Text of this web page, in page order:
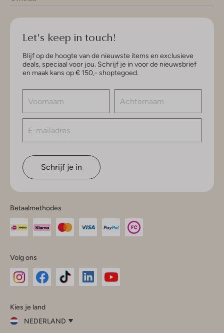
Let's keep in touch!
Blijf op de hoogte van de nieuwste items en exclusieve
deals, speciaal voor jou. Schrijf je in voor de nieuwsbrief
en maak kans op € 150,- shoptegoed.
Schrijf je in
Betaalmethodes
Volg ons
InstagramFacebook
Kies je land
NEDERLAND